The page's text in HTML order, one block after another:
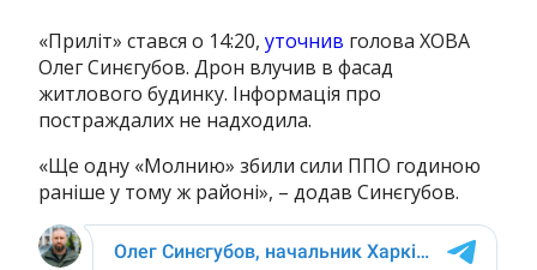
«Приліт» стався о 14:20,уточнив голова ХОВА
Олег Синєгубов. Дрон влучив в фасад
житлового будинку. Інформація про
постраждалих не надходила.
«Ще одну «Молнию» збили сили ППО годиною
раніше у тому ж районі», – додав Синєгубов.